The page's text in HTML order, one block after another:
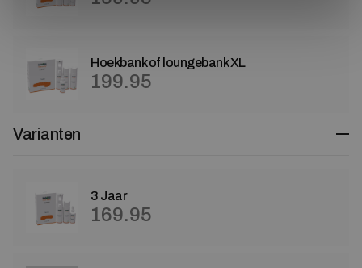
Hoekbank of loungebank XL
199.95
Varianten
3 Jaar
169.95